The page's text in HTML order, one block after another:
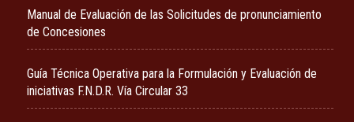
Manual de Evaluación de las Solicitudes de pronunciamiento
de Concesiones
Guía Técnica Operativa para la Formulación y Evaluación de
iniciativas F.N.D.R. Vía Circular 33